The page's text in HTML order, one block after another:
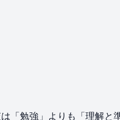
勉強」よりも「理解